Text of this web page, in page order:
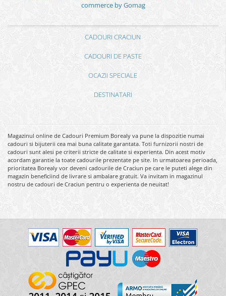
commerce by Gomag
CADOURI CRACIUN
CADOURI DE PASTE
OCAZII SPECIALE
DESTINATARI
Magazinul online de Cadouri Premium Borealy va pune la dispozitie numai
cadouri si bijuterii cea mai buna calitate garantata. Toti furnizorii nostri de
cadouri sunt alesi pe criterii stricte de calitate si experienta. Din acest motiv
acordam garantie la toate cadourile prezentate pe site. In urmatoarea perioada,
prioritatea Borealy vor deveni cadourile de Craciun pe care le puteti alege din
magazin beneficiind de livrare si ambalare gratuit. Va invitam in magazinul
nostru de cadouri de Craciun pentru o experienta de neuitat!